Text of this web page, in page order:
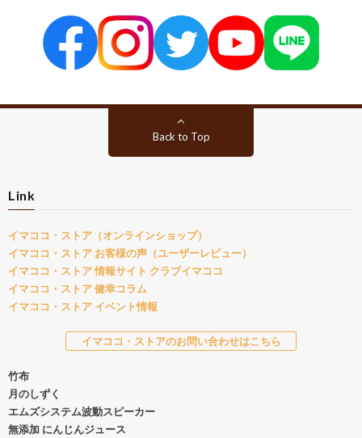
Back to Top
Link
イマココ・ストア（オンラインショップ）
イマココ・ストア お客様の声（ユーザーレビュー）
イマココ・ストア 情報サイト クラブイマココ
イマココ・ストア 健幸コラム
イマココ・ストア イベント情報
イマココ・ストアのお問い合わせはこちら
竹布
月のしずく
エムズシステム波動スピーカー
無添加 にんじんジュース